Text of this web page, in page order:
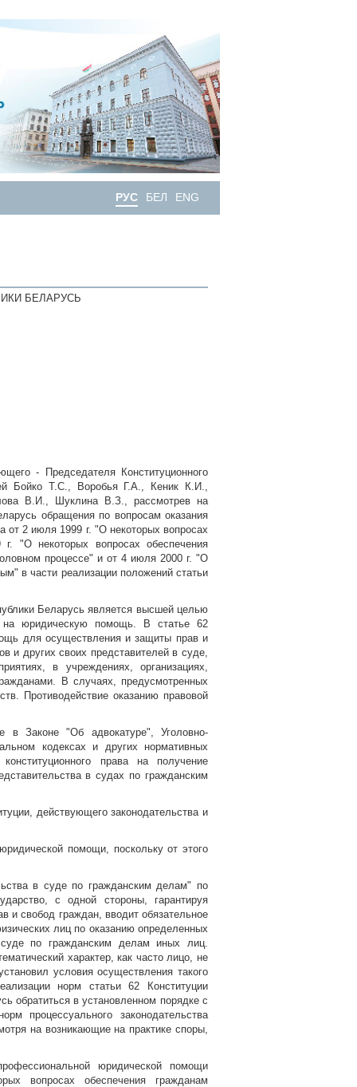
РУС БЕЛ ENG
БЕЛАРУСЬ
- Председателя Конституционного
Бойко Т.С., Воробья Г.А., Кеник К.И.,
В.И., Шуклина В.З., рассмотрев на
обращения по вопросам оказания
от 2 июля 1999 г. "О некоторых вопросах
"О некоторых вопросах обеспечения
процессе" и от 4 июля 2000 г. "О
в части реализации положений статьи
Беларусь является высшей целью
на юридическую помощь. В статье 62
для осуществления и защиты прав и
и других своих представителей в суде,
в учреждениях, организациях,
В случаях, предусмотренных
Противодействие оказанию правовой
в Законе "Об адвокатуре", Уголовно-
кодексах и других нормативных
права на получение
в судах по гражданским
действующего законодательства и
помощи, поскольку от этого
в суде по гражданским делам" по
с одной стороны, гарантируя
свобод граждан, вводит обязательное
лиц по оказанию определенных
по гражданским делам иных лиц.
характер, как часто лицо, не
условия осуществления такого
норм статьи 62 Конституции
обратиться в установленном порядке с
процессуального законодательства
на возникающие на практике споры,
юридической помощи
вопросах обеспечения гражданам